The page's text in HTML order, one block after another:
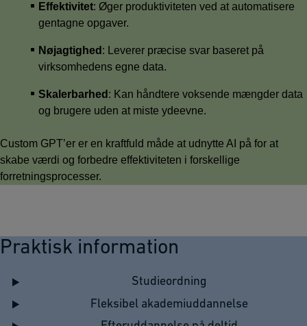
Effektivitet: Øger produktiviteten ved at automatisere
gentagne opgaver.
Nøjagtighed : Leverer præcise svar baseret på
virksomhedens egne data.
Skalerbarhed : Kan håndtere voksende mængder data
og brugere uden at miste ydeevne.
Custom GPT’er er en kraftfuld måde at udnytte AI på for at
skabe værdi og forbedre effektiviteten i forskellige
forretningsprocesser.
Praktisk information
Studieordning
Fleksibel akademiuddannelse